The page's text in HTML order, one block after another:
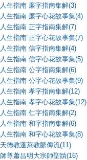
人生指南 廉字指南集解(3)
人生指南 廉字心花故事集(4)
人生指南 正字指南集解(7)
人生指南 正字心花故事集(7)
人生指南 信字指南集解(4)
人生指南 信字心花故事集(5)
人生指南 公字指南集解(6)
人生指南 公字心花故事集(9)
人生指南 孝字指南集解(12)
人生指南 孝字心花故事集(12)
人生指南 仁字指南集解(2)
人生指南 和字指南集解(6)
人生指南 和字心花故事集(8)
天德教蓬萊教脈傳流(11)
師尊蕭昌明大宗師聖蹟(16)